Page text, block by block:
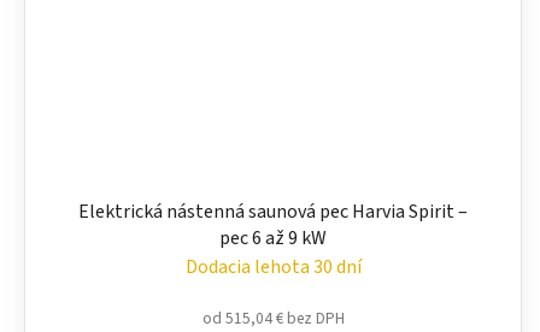
Elektrická nástenná saunová pec Harvia Spirit –
pec 6 až 9 kW
Dodacia lehota 30 dní
od 515,04 € bez DPH